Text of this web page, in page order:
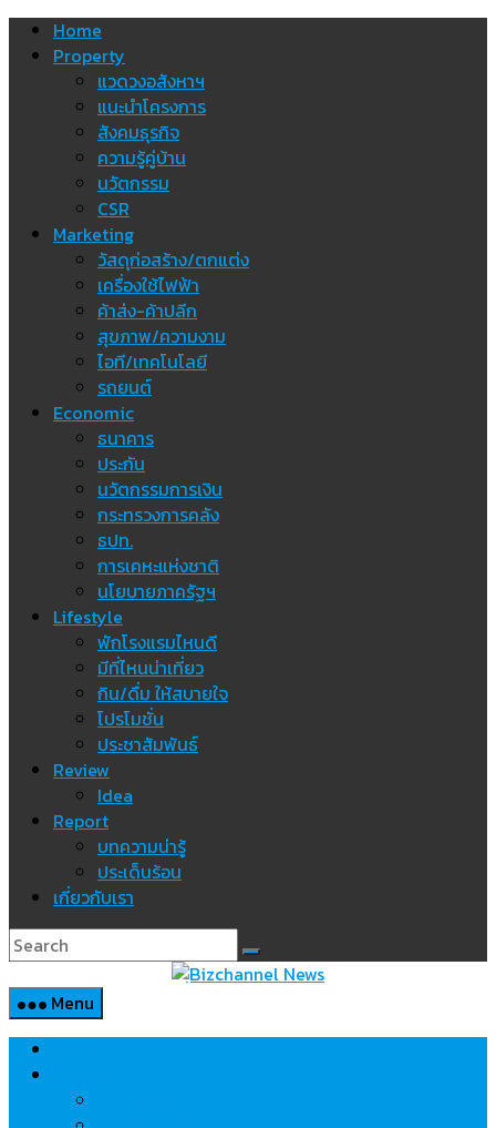
Skip Home
Property
แวดวงอสังหาฯ
แนะนำโครงการ
สังคมธุรกิจ
ความรู้คู่บ้าน
นวัตกรรม
CSR
Marketing
วัสดุก่อสร้าง/ตกแต่ง
เครื่องใช้ไฟฟ้า
ค้าส่ง-ค้าปลีก
สุขภาพ/ความงาม
ไอที/เทคโนโลยี
รถยนต์
Economic
ธนาคาร
ประกัน
นวัตกรรมการเงิน
กระทรวงการคลัง
ธปท.
การเคหะแห่งชาติ
นโยบายภาครัฐฯ
Lifestyle
พักโรงแรมไหนดี
มีที่ไหนน่าเที่ยว
กิน/ดื่ม ให้สบายใจ
โปรโมชั่น
ประชาสัมพันธ์
Review
Idea
Report
บทความน่ารู้
ประเด็นร้อน
เกี่ยวกับเรา
Menu